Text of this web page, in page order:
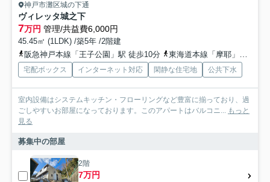
神戸市灘区城の下通
ヴィレッタ城之下
7万円 管理/共益費6,000円
45.45㎡ (1LDK) /築5年 /2階建
阪急神戸本線「王子公園」駅 徒歩10分
東海道本線「摩耶」駅 徒歩15分
宅配ボックス インターネット対応 閑静な住宅地 公共下水
室内設備はシステムキッチン・フローリングなど豊富に揃っており、過
ごしやすいお部屋になっております。このアパートはバルコニ... もっと
見る
募集中の部屋
2階
7万円